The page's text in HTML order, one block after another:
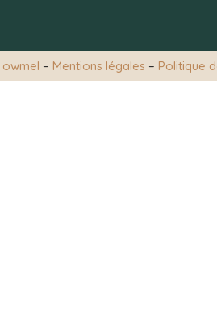
owmel – Mentions légales – Politique